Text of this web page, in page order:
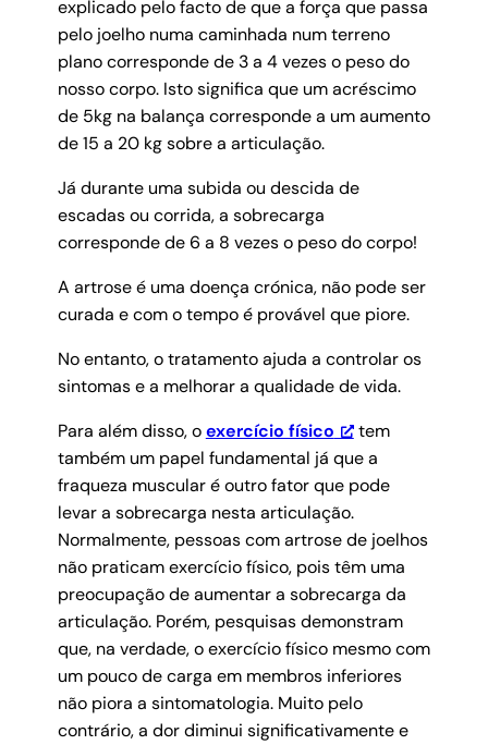
explicado pelo facto de que a força que passa
pelo joelho numa caminhada num terreno
plano corresponde de 3 a 4 vezes o peso do
nosso corpo. Isto significa que um acréscimo
de 5kg na balança corresponde a um aumento
de 15 a 20 kg sobre a articulação.
Já durante uma subida ou descida de
escadas ou corrida, a sobrecarga
corresponde de 6 a 8 vezes o peso do corpo!
A artrose é uma doença crónica, não pode ser
curada e com o tempo é provável que piore.
No entanto, o tratamento ajuda a controlar os
sintomas e a melhorar a qualidade de vida.
Para além disso, oexercício físico
tem
também um papel fundamental já que a
fraqueza muscular é outro fator que pode
levar a sobrecarga nesta articulação.
Normalmente, pessoas com artrose de joelhos
não praticam exercício físico, pois têm uma
preocupação de aumentar a sobrecarga da
articulação. Porém, pesquisas demonstram
que, na verdade, o exercício físico mesmo com
um pouco de carga em membros inferiores
não piora a sintomatologia. Muito pelo
contrário, a dor diminui significativamente e